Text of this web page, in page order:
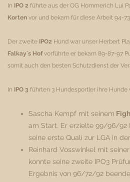
In IPO 2 führte aus der OG Hommerich Lui
Korten vor und bekam für diese Arbeit 94-
Der zweite IPO2 Hund war unser Herbert
Falkay´s Hofvorführte er bekam 89-87-97
somit auch den besten Schutzdienst der
In IPO 3 führten 3 Hundesportler ihre Hunde
Sascha Kempf mit seinem
am Start. Er erzielte 99/96/92
seine erste Quali zur LGA in
Reinhard Vosswinkel mit seiner
konnte seine zweite IPO3
Ergebnis von 96/72/92